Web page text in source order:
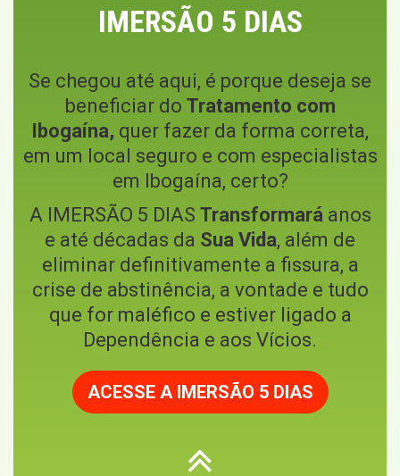
IMERSÃO 5 DIAS
Se chegou até aqui, é porque deseja se
beneficiar do Tratamento com
Ibogaína, quer fazer da forma correta,
em um local seguro e com especialistas
em Ibogaína, certo?
A IMERSÃO 5 DIAS Transformaráanos
e até décadas da Sua Vida, além de
eliminar definitivamente a fissura, a
crise de abstinência, a vontade e tudo
que for maléfico e estiver ligado a
Dependência e aos Vícios.
ACESSE A IMERSÃO 5 DIAS